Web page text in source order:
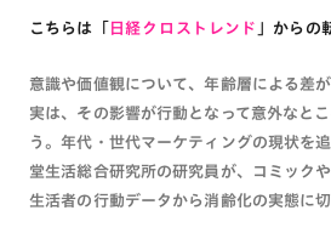
こちらは「 日経クロストレンド 」からの
意識や価値観について、年齢層による差
実は、その影響が行動となって意外なと
う。年代・世代マーケティングの現状を
堂生活総合研究所の研究員が、コミック
生活者の行動データから消齢化の実態に切